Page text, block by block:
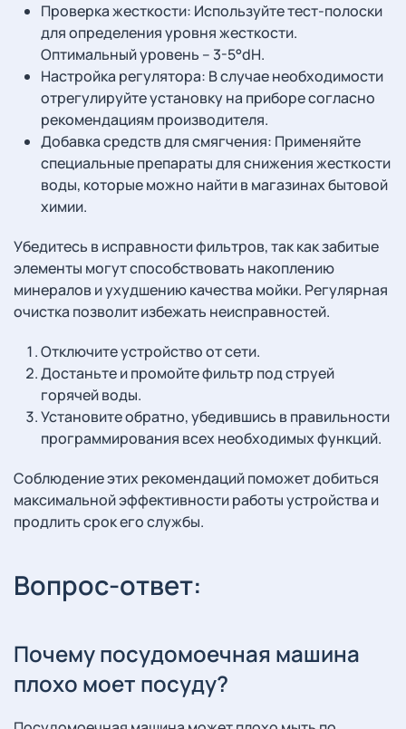
Проверка жесткости: Используйте тест-полоски
для определения уровня жесткости.
Оптимальный уровень – 3-5°dH.
Настройка регулятора: В случае необходимости
отрегулируйте установку на приборе согласно
рекомендациям производителя.
Добавка средств для смягчения: Применяйте
специальные препараты для снижения жесткости
воды, которые можно найти в магазинах бытовой
химии.
Убедитесь в исправности фильтров, так как забитые
элементы могут способствовать накоплению
минералов и ухудшению качества мойки. Регулярная
очистка позволит избежать неисправностей.
Отключите устройство от сети.
Достаньте и промойте фильтр под струей
горячей воды.
Установите обратно, убедившись в правильности
программирования всех необходимых функций.
Соблюдение этих рекомендаций поможет добиться
максимальной эффективности работы устройства и
продлить срок его службы.
Вопрос-ответ:
Почему посудомоечная машина
плохо моет посуду?